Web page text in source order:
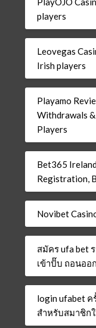
players
Leovegas
Irish players
Playamo
Withdrawals
Players
Bet365
Registration,
Novibet
สมัคร ufa bet
เข้าปั๊บ ถอนออ
login ufabet ค
สำหรับสมาชิก